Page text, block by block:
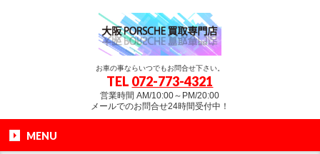
お車の事ならいつでもお問合せ下さい。
TEL 072-773-4321
営業時間 AM/10:00～PM/20:00
メールでのお問合せ24時間受付中！
MENU